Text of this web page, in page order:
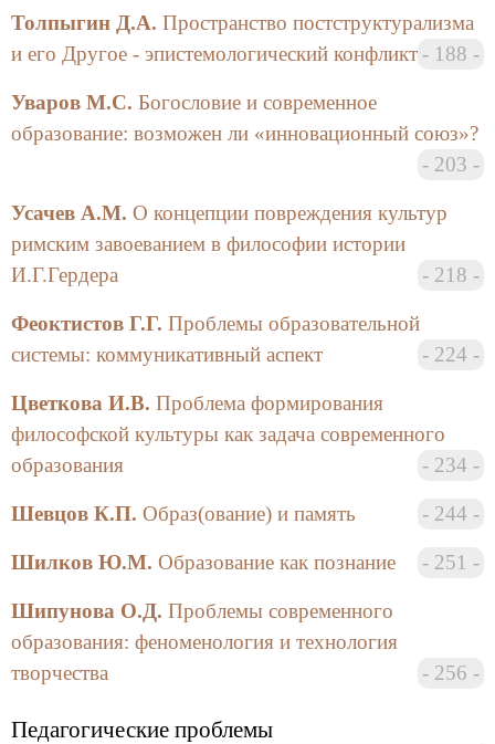
о недопустимости привнесения в отечественную
преемственно-познавательную форму образования
формы и о необходимости постепенного,
эволюционного развития имеющейся в России
преемственно-познавательной формы образования.
Дубровина Л.И. и Кузьмина Н.В. начинают свою
статью «Акмеолого-философская взаимосвязь в
образовании» с анализа этимологии слова
«образование» и его аналогов в славянских и
западноевропейских языках и делают вывод о
несовпадении их семантики. Затем авторы
переходят к теме самообразования, организация
которого должна, по их мнению, строиться с
учетом достижений акмеологии и философии.
Наконец, определив образовательную систему как
взаимосвязь структурных и функциональных
элементов, подчиненных достижению искомого
результата, заключающегося в формировании у
студентов творческой готовности продолжить
профессиональной среде, авторы завершают статью
рассмотрением некоторых понятий и принципов
синергетической акмеологии, приложимых и к
образовательным системам, и к социальной системе
в целом.
Толпыгин Д.А. Пространство постструктурализма
и его Другое - эпистемологический конфликт
188
Уваров М.С. Богословие и современное
образование: возможен ли «инновационный союз»?
203
Усачев А.М. О концепции повреждения культур
римским завоеванием в философии истории
И.Г.Гердера
218
Феоктистов Г.Г. Проблемы образовательной
системы: коммуникативный аспект
224
Цветкова И.В. Проблема формирования
философской культуры как задача современного
образования
234
Шевцов К.П. Образ(ование) и память 244
Шилков Ю.М. Образование как познание 251
Шипунова О.Д. Проблемы современного
образования: феноменология и технология
творчества
256
Педагогические проблемы